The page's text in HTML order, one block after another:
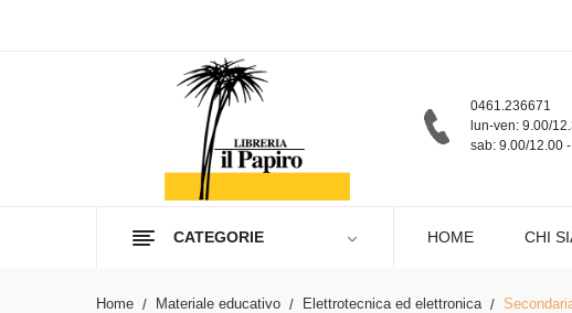
0461.236671
lun-ven: 9.00/
sab: 9.00/12.00
CATEGORIE HOME CHI
Home Materiale educativo Elettrotecnica ed elettronica